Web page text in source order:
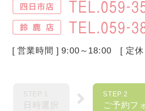
[ 営業時間 ] 9:00～18:00 [ 定休
STEP.1
日時選択
STEP.2
ご予約フ